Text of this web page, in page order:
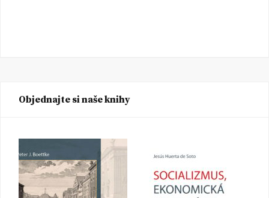
Objednajte si naše knihy